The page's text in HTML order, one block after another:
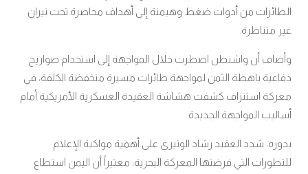
الطائرات من أدوات ضغط وهيمنة إلى أهداف محاصرة تحت نيران
غير متناظرة.
وأضاف أن واشنطن اضطرت خلال المواجهة إلى استخدام صواريخ
دفاعية باهظة الثمن لمواجهة طائرات مسيرة منخفضة الكلفة، في
معركة استنزاف كشفت هشاشة العقيدة العسكرية الأمريكية أمام
أساليب المواجهة الجديدة.
بدوره، شدد العقيد رشاد الوتيري على أهمية مواكبة الإعلام
للتطورات التي فرضتها المعركة البحرية، معتبراً أن اليمن استطاع